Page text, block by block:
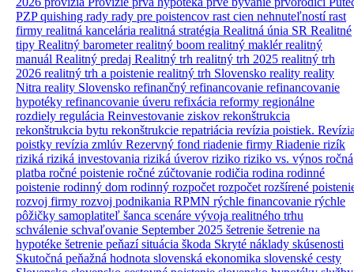
PZPquishing rady rady pre poistencov rast cien nehnuteľnostírast
firmy realitná kancelária realitná stratégia Realitná únia SR Realitné
tipy Realitný barometerrealitný boom realitný maklérrealitný
manuál Realitný predaj Realitný trh realitný trh 2025 realitný trh
2026 realitný trh a poistenie realitný trh Slovensko reality reality
Nitra reality Slovensko refinančný refinancovanie refinancovanie
hypotéky refinancovanie úveru refixácia reformy regionálne
rozdiely regulácia Reinvestovanie ziskov rekonštrukcia
rekonštrukcia bytu rekonštrukcie repatriácia revízia poistiek.
poistky revízia zmlúv Rezervný fond riadenie firmy Riadenie rizík
riziká riziká investovania riziká úverov riziko riziko vs. výnos ročná
platba ročné poistenie ročné zúčtovanie rodičia rodina rodinné
poistenie rodinný dom rodinný rozpočet rozpočet rozšírené
rozvoj firmy rozvoj podnikania RPMN rýchle financovanie rýchle
pôžičky samoplatiteľ šanca scenáre vývoja realitného trhu
schválenie schvaľovanie September 2025 šetrenie šetrenie na
hypotéke šetrenie peňazísituácia škoda Skryté náklady skúsenosti
Skutočná peňažná hodnota slovenská ekonomika slovenské cesty